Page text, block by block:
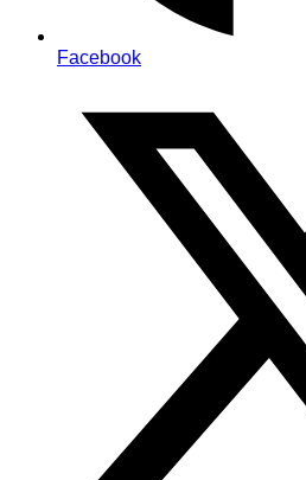
Facebook